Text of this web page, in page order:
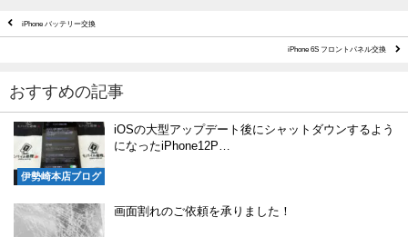
iPhone バッテリー交換
iPhone 6S フロントパネル交換
おすすめの記事
伊勢崎本店ブログ
iOSの大型アップデート後にシャットダウンするよう
になったiPhone12P…
画面割れのご依頼を承りました！